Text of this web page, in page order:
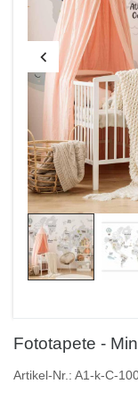
Fototapete -
Artikel-Nr.: A1-k-C-